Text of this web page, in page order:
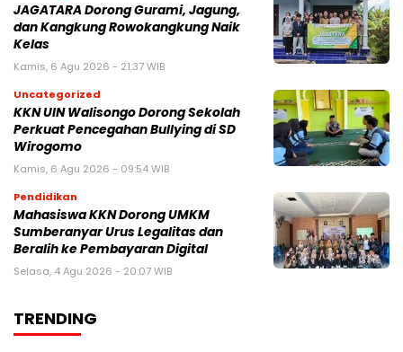
JAGATARA Dorong Gurami, Jagung,
dan Kangkung Rowokangkung Naik
Kelas
Kamis, 6 Agu 2026 - 21:37 WIB
Uncategorized
KKN UIN Walisongo Dorong Sekolah
Perkuat Pencegahan Bullying di SD
Wirogomo
Kamis, 6 Agu 2026 - 09:54 WIB
Pendidikan
Mahasiswa KKN Dorong UMKM
Sumberanyar Urus Legalitas dan
Beralih ke Pembayaran Digital
Selasa, 4 Agu 2026 - 20:07 WIB
TRENDING